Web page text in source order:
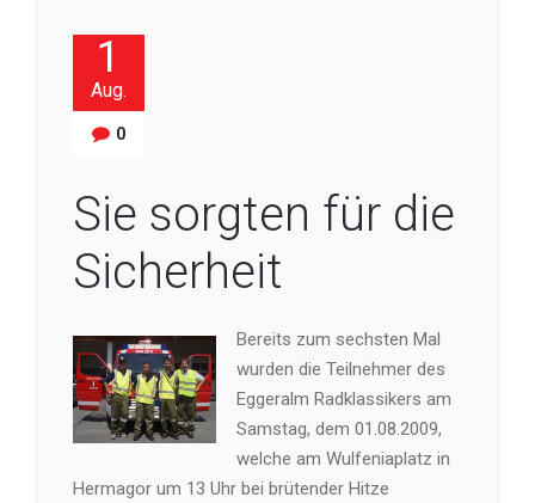
1
Aug.
0
Sie sorgten für die
Sicherheit
Bereits zum sechsten Mal
wurden die Teilnehmer des
Eggeralm Radklassikers am
Samstag, dem 01.08.2009,
welche am Wulfeniaplatz in
Hermagor um 13 Uhr bei brütender Hitze